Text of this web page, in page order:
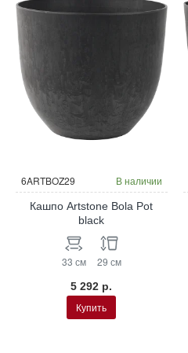
6ARTBOZ29 В наличии
Кашпо Artstone Bola Pot
black
33 см 29 см
5 292 р.
Купить